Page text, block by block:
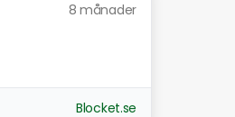
8 månader
Blocket.se